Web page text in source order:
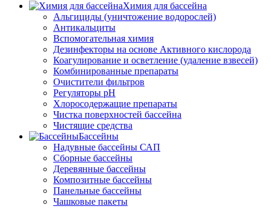
Химия для бассейна
Альгициды (уничтожение водорослей)
Антикальциты
Вспомогательная химия
Дезинфекторы на основе Активного кислорода
Коагулирование и осветление (удаление взвесей)
Комбинированные препараты
Очистители фильтров
Регуляторы pH
Хлоросодержащие препараты
Чистка поверхностей бассейна
Чистящие средства
Бассейны
Надувные бассейны САП
Сборные бассейны
Деревянные бассейны
Композитные бассейны
Панельные бассейны
Чашковые пакеты